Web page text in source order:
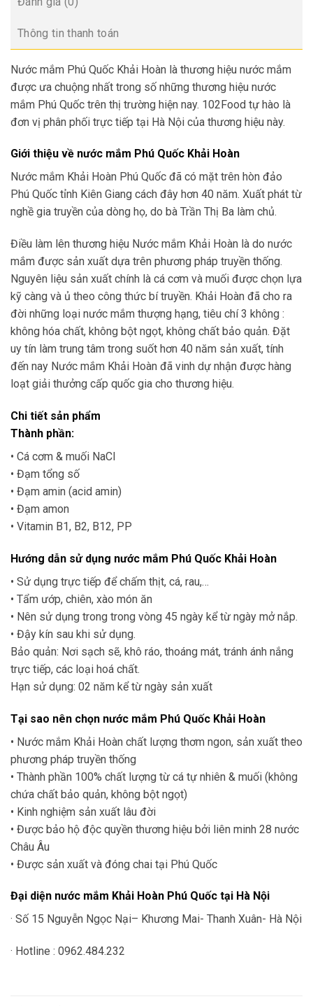
Thông tin thanh toán
Nước mắm Phú Quốc Khải Hoàn là thương hiệu nước mắm
được ưa chuộng nhất trong số những thương hiệu nước
mắm Phú Quốc trên thị trường hiện nay. 102Food tự hào là
đơn vị phân phối trực tiếp tại Hà Nội của thương hiệu này.
Giới thiệu về nước mắm Phú Quốc Khải Hoàn
Nước mắm Khải Hoàn Phú Quốc đã có mặt trên hòn đảo
Phú Quốc tỉnh Kiên Giang cách đây hơn 40 năm. Xuất phát từ
nghề gia truyền của dòng họ, do bà Trần Thị Ba làm chủ.
Điều làm lên thương hiệu Nước mắm Khải Hoàn là do nước
mắm được sản xuất dựa trên phương pháp truyền thống.
Nguyên liệu sản xuất chính là cá cơm và muối được chọn lựa
kỹ càng và ủ theo công thức bí truyền. Khải Hoàn đã cho ra
đời những loại nước mắm thượng hạng, tiêu chí 3 không :
không hóa chất, không bột ngọt, không chất bảo quản. Đặt
uy tín làm trung tâm trong suốt hơn 40 năm sản xuất, tính
đến nay Nước mắm Khải Hoàn đã vinh dự nhận được hàng
loạt giải thưởng cấp quốc gia cho thương hiệu.
Chi tiết sản phẩm
Thành phần:
• Cá cơm & muối NaCl
• Đạm tổng số
• Đạm amin (acid amin)
• Đạm amon
• Vitamin B1, B2, B12, PP
Hướng dẫn sử dụng nước mắm Phú Quốc Khải Hoàn
• Sử dụng trực tiếp để chấm thịt, cá, rau,…
• Tẩm ướp, chiên, xào món ăn
• Nên sử dụng trong trong vòng 45 ngày kể từ ngày mở nắp.
• Đậy kín sau khi sử dụng.
Bảo quản: Nơi sạch sẽ, khô ráo, thoáng mát, tránh ánh nắng
trực tiếp, các loại hoá chất.
Hạn sử dụng: 02 năm kể từ ngày sản xuất
Tại sao nên chọn nước mắm Phú Quốc Khải Hoàn
• Nước mắm Khải Hoàn chất lượng thơm ngon, sản xuất theo
phương pháp truyền thống
• Thành phần 100% chất lượng từ cá tự nhiên & muối (không
chứa chất bảo quản, không bột ngọt)
• Kinh nghiệm sản xuất lâu đời
• Được bảo hộ độc quyền thương hiệu bởi liên minh 28 nước
Châu Âu
• Được sản xuất và đóng chai tại Phú Quốc
Đại diện nước mắm Khải Hoàn Phú Quốc tại Hà Nội
· Số 15 Nguyễn Ngọc Nại– Khương Mai- Thanh Xuân- Hà Nội
· Hotline : 0962.484.232